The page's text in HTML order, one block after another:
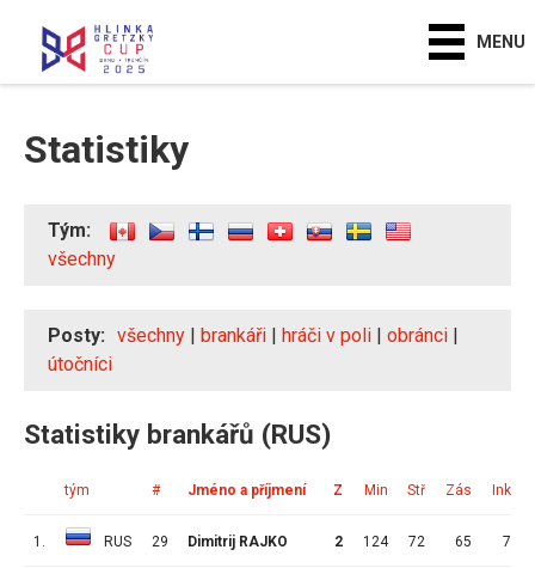
MENU
Statistiky
Tým:
všechny
Posty: všechny | brankáři | hráči v poli | obránci |
útočníci
Statistiky brankářů (RUS)
tým # Jméno a příjmení Z Min Stř Zás Ink
1. RUS 29 Dimitrij RAJKO 2 124 72 65 7